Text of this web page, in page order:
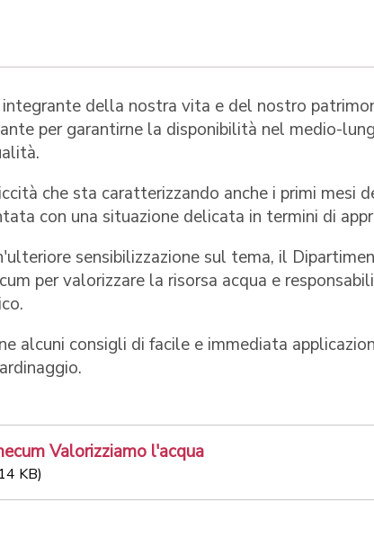
della nostra vita e del nostro
per garantirne la disponibilità nel medio-
che sta caratterizzando anche i primi mesi
con una situazione delicata in termini di
sensibilizzazione sul tema, il
per valorizzare la risorsa acqua e
alcuni consigli di facile e immediata
Valorizziamo l'acqua
KB)